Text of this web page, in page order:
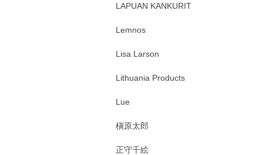
LAPUAN KANKURIT
Lemnos
Lisa Larson
Lithuania Products
Lue
槇原太郎
正守千絵